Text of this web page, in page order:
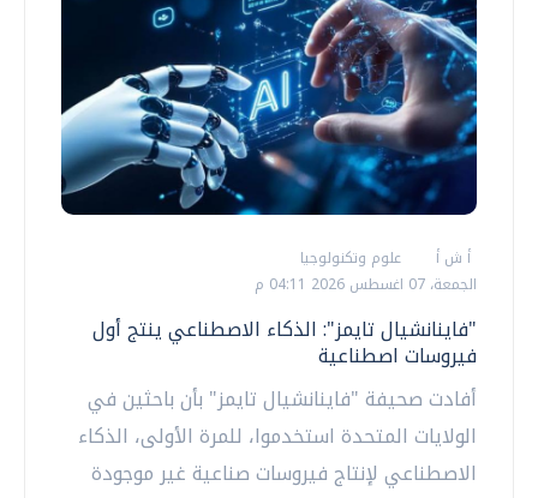
أ ش أ
علوم وتكنولوجيا
الجمعة، 07 اغسطس 2026 04:11 م
"فاينانشيال تايمز": الذكاء الاصطناعي ينتج أول
فيروسات اصطناعية
أفادت صحيفة "فاينانشيال تايمز" بأن باحثين في
الولايات المتحدة استخدموا، للمرة الأولى، الذكاء
الاصطناعي لإنتاج فيروسات صناعية غير موجودة